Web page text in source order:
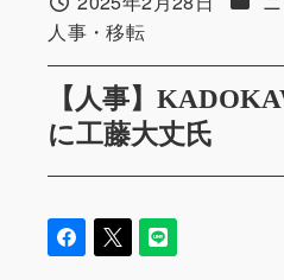
【人事】
に⼯藤⼤丈氏
投稿日
カテゴリー
人事・移転